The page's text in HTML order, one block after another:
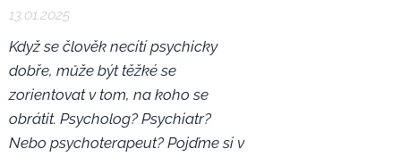
13.01.2025
Když se člověk necítí psychicky
dobře, může být těžké se
zorientovat v tom, na koho se
obrátit. Psycholog? Psychiatr?
Nebo psychoterapeut? Pojďme si v